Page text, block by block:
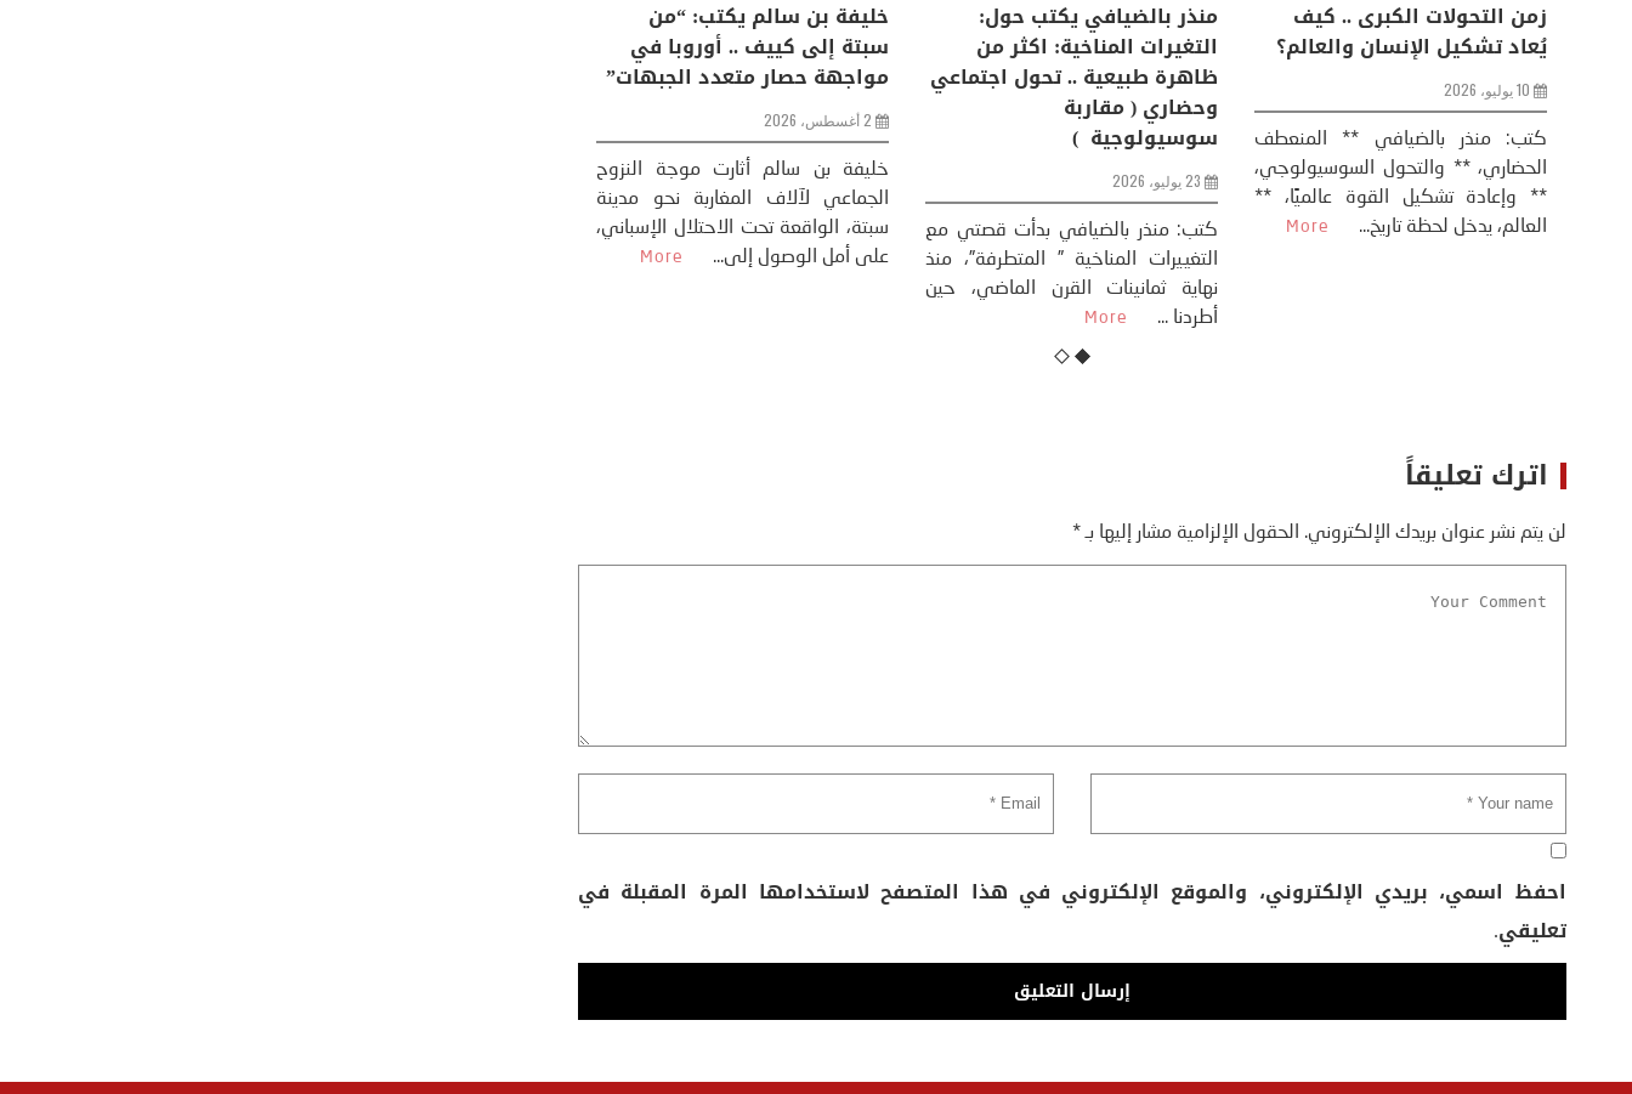
منذر بالضيافي يكتب حول:
التغيرات المناخية: اكثر من
ظاهرة طبيعية .. تحول اجتماعي
وحضاري ( مقاربة
سوسيولوجية )
23 يوليو، 2026
كتب: منذر بالضيافي بدأت قصتي مع
التغييرات المناخية ” المتطرفة”، منذ
زمن التحولات الكبرى .. كيف
يُعاد تشكيل الإنسان والعالم؟
10 يوليو، 2026
كتب: منذر بالضيافي ** المنعطف
** وإعادة تشكيل القوة عالميًا، **
العالم، يدخل لحظة تاريخ...
More
تحليل اخباري/ أمريكا وايران:
عودة الحرب .. و “هرمز” مربط
الفرس
8 يوليو، 2026
تحليل – منذر بالضيافي عاد الرئيس
الأمريكي دونالد ترامب إلى قصف
ايران، وذلك ردا على ما اعتبره الرئيس
اترك تعليقاً
لن يتم نشر عنوان بريدك الإلكتروني. الحقول الإلزامية مشار إليها بـ*
احفظ اسمي، بريدي الإلكتروني، والموقع الإلكتروني في هذا المتصفح لاستخدامها المرة المقبلة في
تعليقي.